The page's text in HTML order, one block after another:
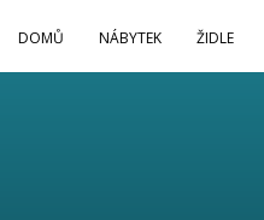
DOMŮ NÁBYTEK ŽIDLE